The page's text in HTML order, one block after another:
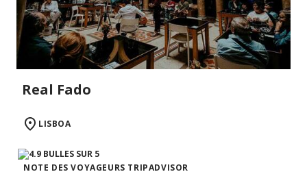
Real Fado
LISBOA
NOTE DES VOYAGEURS TRIPADVISOR